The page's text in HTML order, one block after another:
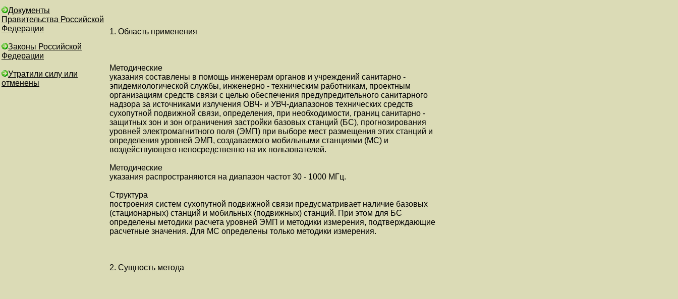
Документы
Правительства Российской
Федерации
Законы Российской
Федерации
Утратили силу или
отменены
1. Область применения
Методические
указания составлены в помощь инженерам органов и учреждений санитарно -
эпидемиологической службы, инженерно - техническим работникам, проектным
организациям средств связи с целью обеспечения предупредительного санитарного
надзора за источниками излучения ОВЧ- и УВЧ-диапазонов технических средств
сухопутной подвижной связи, определения, при необходимости, границ санитарно -
защитных зон и зон ограничения застройки базовых станций (БС), прогнозирования
уровней электромагнитного поля (ЭМП) при выборе мест размещения этих станций и
определения уровней ЭМП, создаваемого мобильными станциями (МС) и
воздействующего непосредственно на их пользователей.
Методические
указания распространяются на диапазон частот 30 - 1000 МГц.
Структура
построения систем сухопутной подвижной связи предусматривает наличие базовых
(стационарных) станций и мобильных (подвижных) станций. При этом для БС
определены методики расчета уровней ЭМП и методики измерения, подтверждающие
расчетные значения. Для МС определены только методики измерения.
2. Сущность метода